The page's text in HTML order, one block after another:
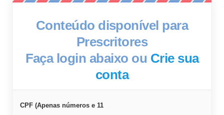
Conteúdo disponível para
Prescritores
Faça login abaixo ou Crie sua
conta
CPF (Apenas números e 11